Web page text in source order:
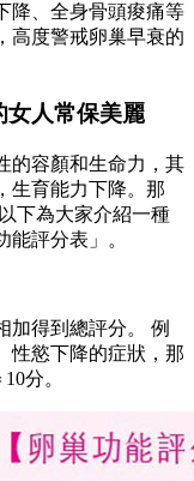
降、全身骨頭痠痛等
高度警戒卵巢早衰的
女人常保美麗
的容顏和生命力，其
生育能力下降。那
下為大家介紹一種
評分表」。
加得到總評分。 例
性慾下降的症狀，那
分。